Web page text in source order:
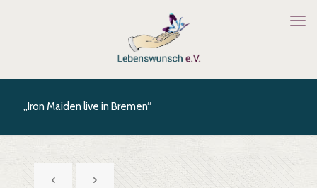
„Iron Maiden live in Bremen“